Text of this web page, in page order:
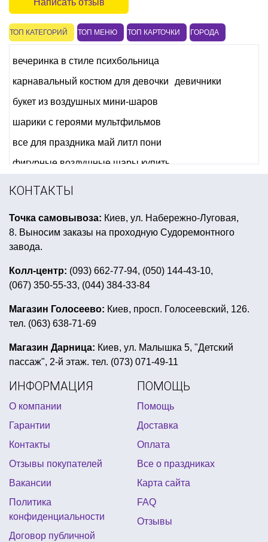
Написать отзыв
ТОП КАТЕГОРИЙ ТОП МЕНЮ ТОП КАРТОЧКИ ГОРОДА
вечеринка в стиле психбольница
карнавальный костюм для девочки
девичники
букет из воздушных мини-шаров
шарики с героями мультфильмов
все для праздника май литл пони
фигурные воздушные шары купить
купить аксессуары для карнавальных костюмов
купить шляпы сомбреро
воздушные шары на день рождения мальчику
китайская тематическая вечеринка
подарки для конкурсов
купить новогодние костюмы для девочек
свечи в виде букв
новогодний воздушный шар
вечеринка в стиле ужасов
прикольные подарки на 1 апреля
шарики для вечеринки
подарок ко дню независимости
магазин товары для праздника
день рождения в стиле миньонов
костюм хэллоуин киев
украшение на голову на новый год
детский день рождения трансформеры
КОНТАКТЫ
Точка самовывоза: Киев, ул. Набережно-Луговая,
8. Выносим заказы на проходную Судоремонтного
завода.
Колл-центр: (093) 662-77-94, (050) 144-43-10,
(067) 350-55-33, (044) 384-33-84
Магазин Голосеево: Киев, просп. Голосеевский, 126.
тел. (063) 638-71-69
Магазин Дарница: Киев, ул. Малышка 5, "Детский
пассаж", 2-й этаж. тел. (073) 071-49-11
ИНФОРМАЦИЯ
О компании
Гарантии
Контакты
Отзывы покупателей
Вакансии
Политика
конфиденциальности
Договор публичной
ПОМОЩЬ
Помощь
Доставка
Оплата
Все о праздниках
Карта сайта
FAQ
Отзывы